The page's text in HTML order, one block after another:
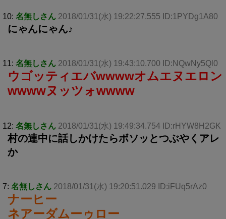
10: 名無しさん 2018/01/31(水) 19:22:27.555 ID:1PYDg1A80
にゃんにゃん♪
11: 名無しさん 2018/01/31(水) 19:43:10.700 ID:NQwNy5Ql0
ウゴッティエバwwwwオムエヌエロン
wwwwヌッツォwwww
12: 名無しさん 2018/01/31(水) 19:49:34.754 ID:rHYW8H2GK
村の連中に話しかけたらボソッとつぶやくアレ
か
7: 名無しさん 2018/01/31(水) 19:20:51.029 ID:iFUq5rAz0
ナーヒー
ネアーダムーゥロー